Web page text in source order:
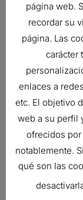
Ref:
Ref:
página web.
recordar su
página. Las
carácter
enlaces a
etc. El objetivo
web a su perfil
ofrecidos
notablemente.
qué son las